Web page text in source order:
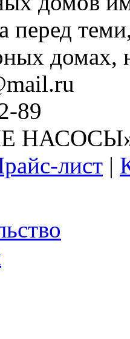
перед
домах,
89
лист |